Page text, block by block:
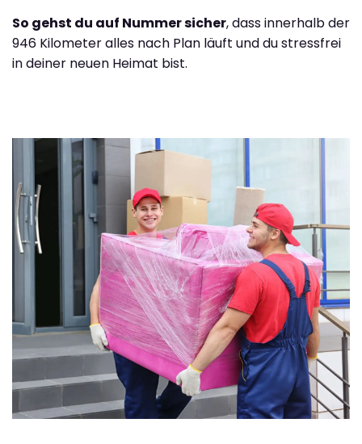
So gehst du auf Nummer sicher, dass innerhalb der
946 Kilometer alles nach Plan läuft und du stressfrei
in deiner neuen Heimat bist.